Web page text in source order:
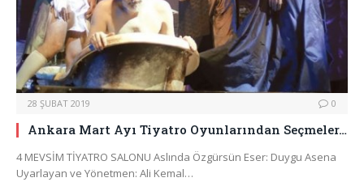
28 ŞUBAT 2019 0
Ankara Mart Ayı Tiyatro Oyunlarından Seçmeler…
4 MEVSİM TİYATRO SALONU Aslında Özgürsün Eser: Duygu Asena
Uyarlayan ve Yönetmen: Ali Kemal…